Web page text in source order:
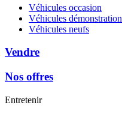
Véhicules occasion
Véhicules démonstration
Véhicules neufs
Vendre
Nos offres
Entretenir